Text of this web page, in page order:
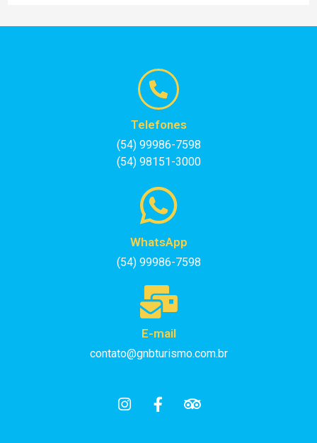
Telefones
(54) 99986-7598
(54) 98151-3000
WhatsApp
(54) 99986-7598
E-mail
contato@gnbturismo.com.br